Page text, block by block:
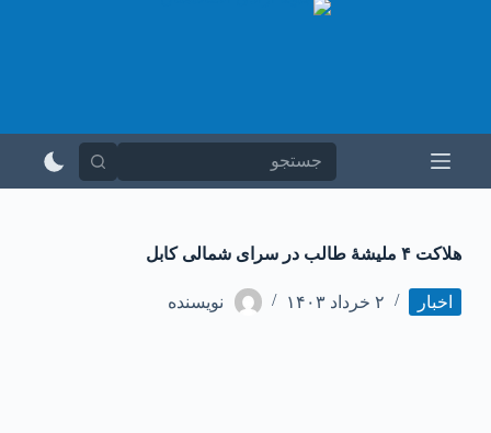
و
‏هلاکت ۴ ملیشهٔ طالب در سرای شمالی کابل
اخبار ۲ خرداد ۱۴۰۳ نویسنده